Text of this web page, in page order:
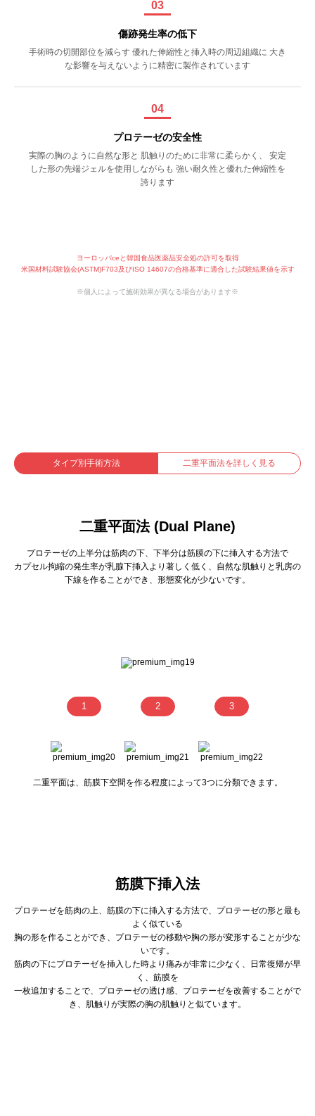
03
傷跡発生率の低下
手術時の切開部位を減らす 優れた伸縮性と挿入時の周辺組織に 大き
な影響を与えないように精密に製作されています
04
プロテーゼの安全性
実際の胸のように自然な形と 肌触りのために非常に柔らかく、 安定
した形の先端ジェルを使用しながらも 強い耐久性と優れた伸縮性を
誇ります
ヨーロッパceと韓国食品医薬品安全処の許可を取得
米国材料試験協会(ASTM)F703及びISO 14607の合格基準に適合した試験結果値を示す
※個人によって施術効果が異なる場合があります※
タイプ別手術方法 二重平面法を詳しく見る
二重平面法 (Dual Plane)
プロテーゼの上半分は筋肉の下、下半分は筋膜の下に挿入する方法で
カプセル拘縮の発生率が乳腺下挿入より著しく低く、自然な肌触りと乳房の
下線を作ることができ、形態変化が少ないです。
1 2 3
二重平面は、筋膜下空間を作る程度によって3つに分類できます。
筋膜下挿入法
プロテーゼを筋肉の上、筋膜の下に挿入する方法で、プロテーゼの形と最も
よく似ている
胸の形を作ることができ、プロテーゼの移動や胸の形が変形することが少な
いです。
筋肉の下にプロテーゼを挿入した時より痛みが非常に少なく、日常復帰が早
く、筋膜を
一枚追加することで、プロテーゼの透け感、プロテーゼを改善することがで
き、肌触りが実際の胸の肌触りと似ています。